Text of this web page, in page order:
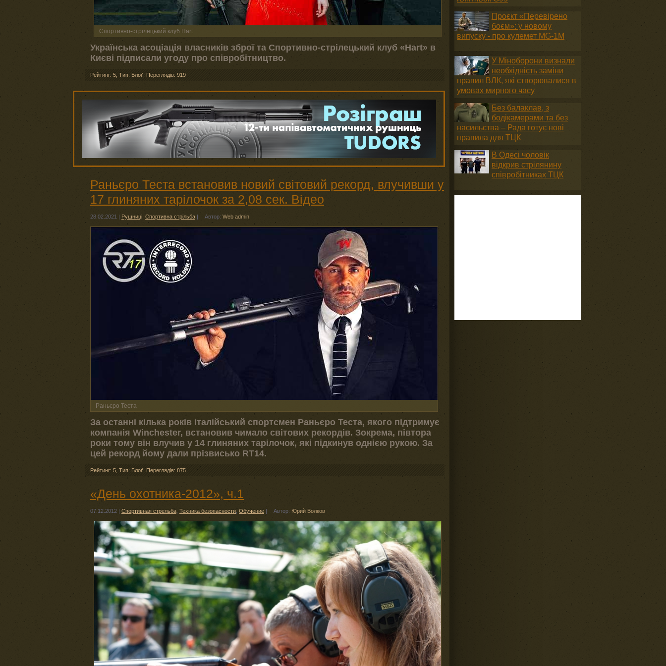
Спортивно-стрілецький клуб Hart
Українська асоціація власників зброї та Спортивно-стрілецький клуб «Hart» в
Києві підписали угоду про співробітництво.
Рейтинг: 5 Тип: Блоґ Переглядів: 919
Раньєро Теста встановив новий світовий рекорд, влучивши у
17 глиняних тарілочок за 2,08 сек. Відео
28.02.2021 | Рушниці Спортивна стрільба | Автор: Web admin
Раньєро Теста
За останні кілька років італійський спортсмен Раньєро Теста, якого підтримує
компанія Winchester, встановив чимало світових рекордів. Зокрема, півтора
роки тому він влучив у 14 глиняних тарілочок, які підкинув однією рукою. За
цей рекорд йому дали прізвисько RT14.
Рейтинг: 5 Тип: Блоґ Переглядів: 875
«День охотника-2012», ч.1
07.12.2012 | Спортивная стрельба Техника безопасности Обучение | Автор: Юрий Волков
Проєкт «Перевірено
боєм»: у новому
випуску - про кулемет MG-1М
У Міноборони визнали
необхідність заміни
правил ВЛК, які створювалися в
умовах мирного часу
Без балаклав, з
бодікамерами та без
насильства – Рада готує нові
правила для ТЦК
В Одесі чоловік
відкрив стрілянину
співробітниках ТЦК